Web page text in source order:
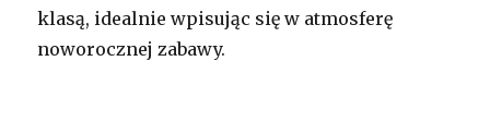
klasą, idealnie wpisując się w atmosferę
noworocznej zabawy.